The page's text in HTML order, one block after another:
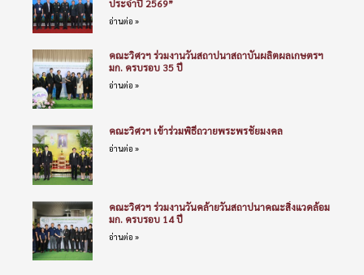
ประจำปี 2569”
อ่านต่อ »
คณะวิศวฯ ร่วมงานวันสถาปนาสถาบันผลิตผลเกษตรฯ
มก. ครบรอบ 35 ปี
อ่านต่อ »
คณะวิศวฯ เข้าร่วมพิธีถวายพระพรชัยมงคล
อ่านต่อ »
คณะวิศวฯ ร่วมงานวันคล้ายวันสถาปนาคณะสิ่งแวดล้อม
มก. ครบรอบ 14 ปี
อ่านต่อ »